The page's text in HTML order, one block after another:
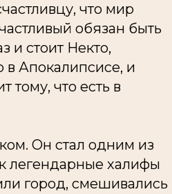
что мир
обязан быть
и стоит Некто,
в Апокалипсисе, и
тому, что есть в
Он стал одним из
легендарные халифы
город, смешивались